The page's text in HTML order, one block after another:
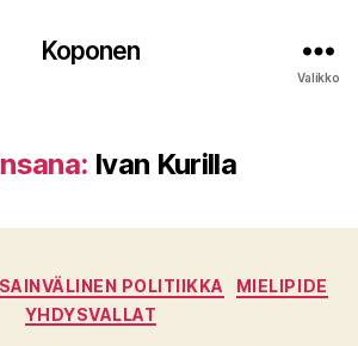
Koponen
Valikko
Ivan Kurilla
Kategoriat
POLITIIKKA
MIELIPIDE
YHDYSVALLAT